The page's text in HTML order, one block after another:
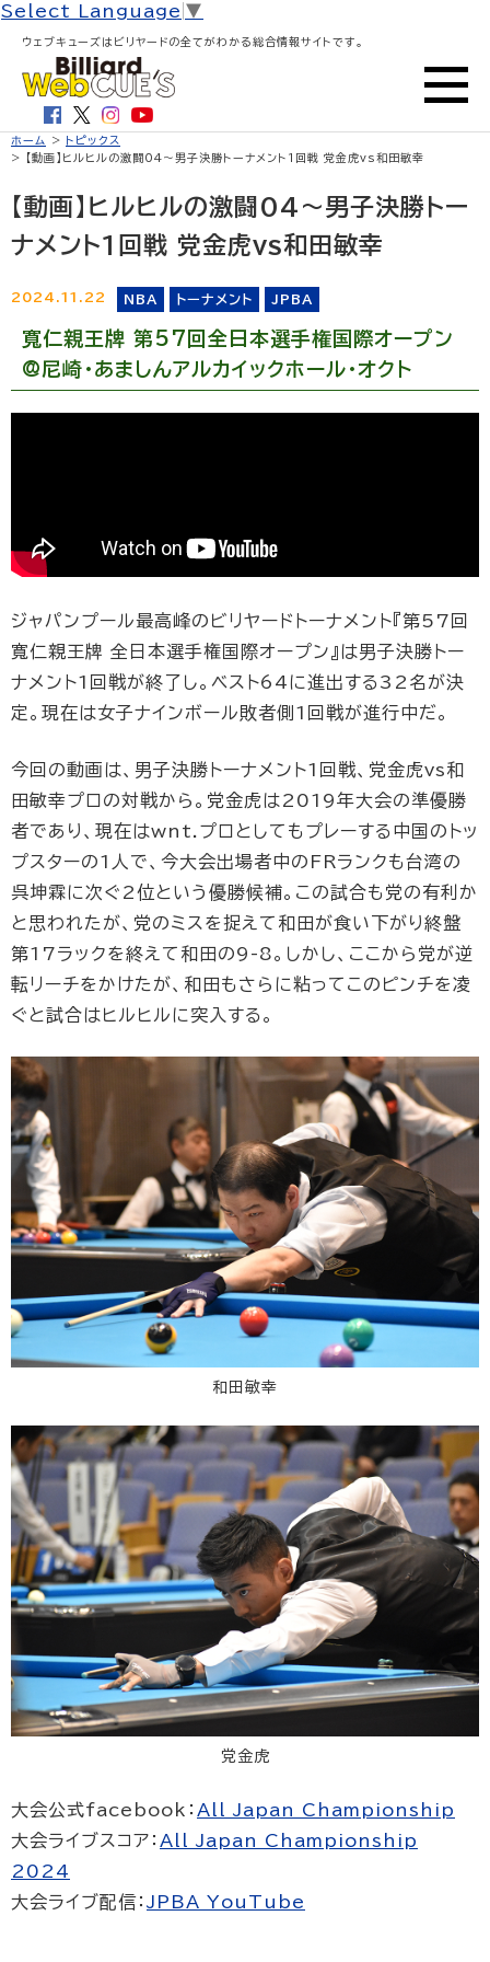
Select Language ▼
ウェブキューズはビリヤードの全てがわかる総合情報サイトです。
ホーム >
トピックス
> 【動画】ヒルヒルの激闘04〜男子決勝トーナメント1回戦 党金虎vs和田敏幸
【動画】ヒルヒルの激闘04〜男子決勝トー
ナメント1回戦 党金虎vs和田敏幸
2024.11.22 NBA トーナメント JPBA
寬仁親王牌 第57回全日本選手権国際オープン
@尼崎・あましんアルカイックホール・オクト
ジャパンプール最高峰のビリヤードトーナメント『第57回
寬仁親王牌 全日本選手権国際オープン』は男子決勝トー
ナメント1回戦が終了し。ベスト64に進出する32名が決
定。現在は女子ナインボール敗者側1回戦が進行中だ。
今回の動画は、男子決勝トーナメント1回戦、党金虎vs和
田敏幸プロの対戦から。党金虎は2019年大会の準優勝
者であり、現在はwnt.プロとしてもプレーする中国のトッ
プスターの1人で、今大会出場者中のFRランクも台湾の
呉坤霖に次ぐ2位という優勝候補。この試合も党の有利か
と思われたが、党のミスを捉えて和田が食い下がり終盤
第17ラックを終えて和田の9-8。しかし、ここから党が逆
転リーチをかけたが、和田もさらに粘ってこのピンチを凌
ぐと試合はヒルヒルに突入する。
和田敏幸
党金虎
大会公式facebook： All Japan Championship
大会ライブスコア： All Japan Championship
2024
大会ライブ配信： JPBA YouTube